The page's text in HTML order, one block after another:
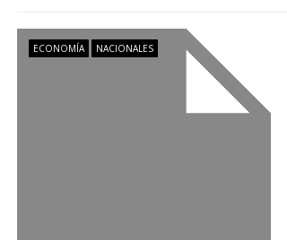
nECONOMÍA NACIONALES